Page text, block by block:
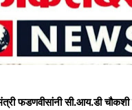
फडणवीसांनी सी.आय.डी